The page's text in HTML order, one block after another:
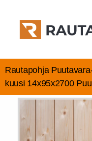
Rautapohja
kuusi 14x95x2700